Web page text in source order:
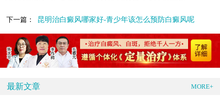
下一篇： 昆明治白癜风哪家好-青少年该怎么预防白癜风呢
最新文章 MORE+